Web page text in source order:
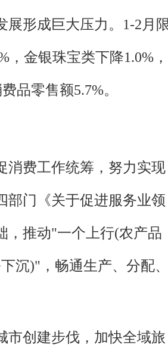
形成巨大压力。1-2月
金银珠宝类下降1.0%，
品零售额5.7%。
消费工作统筹，努力实现
部门《关于促进服务业领
，推动"一个上行(农产品
沉)"，畅通生产、分配、
市创建步伐，加快全域旅